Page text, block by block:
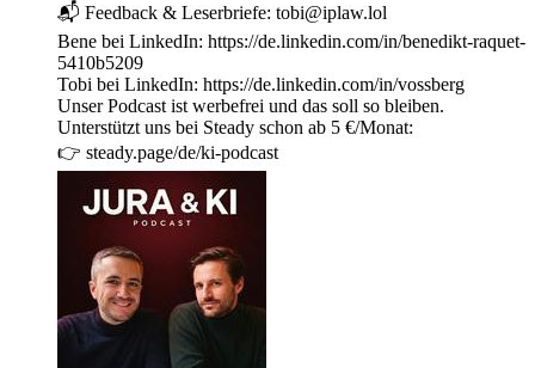
📬 Feedback & Leserbriefe: tobi@iplaw.lol
Bene bei LinkedIn: https://de.linkedin.com/in/benedikt-raquet-
5410b5209
Tobi bei LinkedIn: https://de.linkedin.com/in/vossberg
Unser Podcast ist werbefrei und das soll so bleiben.
Unterstützt uns bei Steady schon ab 5 €/Monat:
👉 steady.page/de/ki-podcast